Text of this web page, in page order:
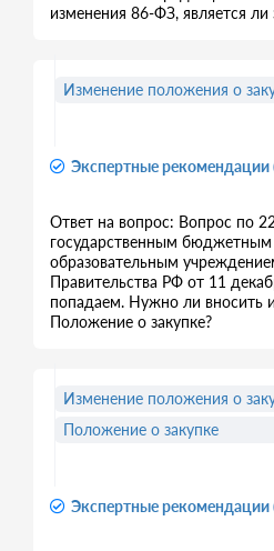
изменения 86-ФЗ, является
Экспертные рекомендации
Ответ на вопрос: Вопрос по
государственным
образовательным
Правительства РФ от 11
попадаем. Нужно ли вносить
Положение о закупке?
Изменение положения о
Экспертные рекомендации
Изменение положения о
Положение о закупке